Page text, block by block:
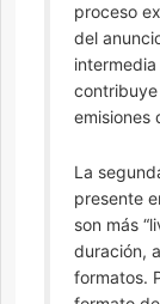
proceso
del
emisiones
La
presente
son más
duración,
formatos.